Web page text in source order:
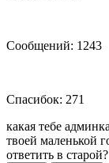
Сообщений: 1243
Спасибок: 271
какая тебе
твоей маленькой
ответить в старой?